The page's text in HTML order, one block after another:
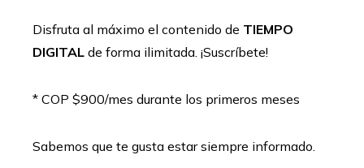
Disfruta al máximo el contenido de TIEMPO
DIGITAL de forma ilimitada. ¡Suscríbete!
* COP $900/mes durante los primeros meses
Sabemos que te gusta estar siempre informado.